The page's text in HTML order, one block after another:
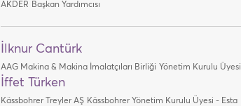
AKDER Başkan Yardımcısı
İlknur Cantürk
AAG Makina & Makina İmalatçıları Birliği Yönetim Kurulu Üyesi
İffet Türken
Kässbohrer Treyler AŞ Kässbohrer Yönetim Kurulu Üyesi - Esta